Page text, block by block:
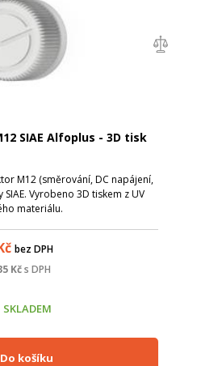
SIAE Alfoplus - 3D tisk
M12 (směrování, DC napájení,
Vyrobeno 3D tiskem z UV
materiálu.
bez DPH
Kč s DPH
SKLADEM
Do košíku